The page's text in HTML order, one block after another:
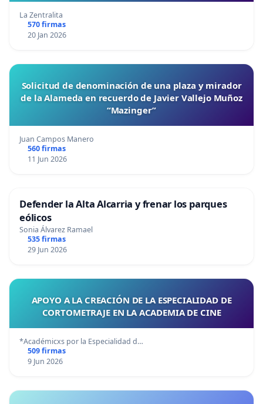
La Zentralita
570 firmas
20 Jan 2026
Solicitud de denominación de una plaza y mirador
de la Alameda en recuerdo de Javier Vallejo Muñoz
“Mazinger”
Juan Campos Manero
560 firmas
11 Jun 2026
Defender la Alta Alcarria y frenar los parques
eólicos
Sonia Álvarez Ramael
535 firmas
29 Jun 2026
APOYO A LA CREACIÓN DE LA ESPECIALIDAD DE
CORTOMETRAJE EN LA ACADEMIA DE CINE
*Académicxs por la Especialidad d…
509 firmas
9 Jun 2026